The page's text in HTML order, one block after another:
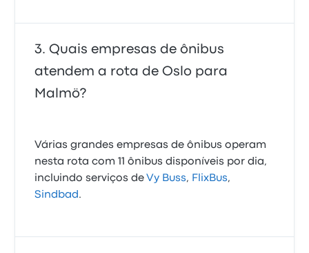
Quais empresas de ônibus
atendem a rota de Oslo para
Malmö?
Várias grandes empresas de ônibus operam
nesta rota com 11 ônibus disponíveis por dia,
incluindo serviços deVy Buss, FlixBus,
Sindbad .